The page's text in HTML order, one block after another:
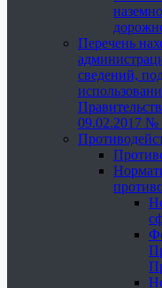
Перечень
сведений,
09.02.2017 №